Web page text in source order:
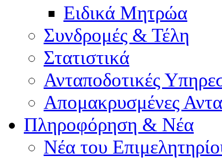
Ειδικά Μητρώα
Συνδρομές & Τέλη
Στατιστικά
Ανταποδοτικές
Απομακρυσμένες
Πληροφόρηση & Νέα
Νέα του